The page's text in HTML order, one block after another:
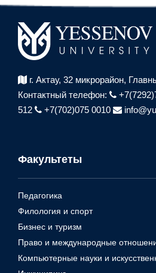
г. Актау, 32 микрорайон,
Контактный телефон:
512
+7(702)075 0010
Факультеты
Педагогика
Филология и спорт
Бизнес и туризм
Право и международные
Компьютерные науки и